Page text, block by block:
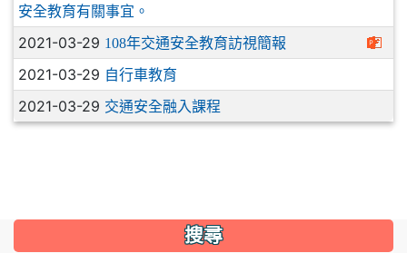
安全教育有關事宜。
2021-03-29 108年交通安全教育訪視簡報
2021-03-29 自行車教育
2021-03-29 交通安全融入課程
::: 搜尋